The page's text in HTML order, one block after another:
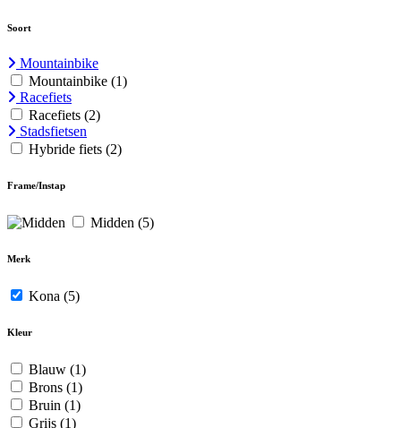
Soort
Mountainbike
Mountainbike (1)
Racefiets
Racefiets (2)
Stadsfietsen
Hybride fiets (2)
Frame/Instap
Midden (5)
Merk
Kona (5)
Kleur
Blauw (1)
Brons (1)
Bruin (1)
Grijs (1)